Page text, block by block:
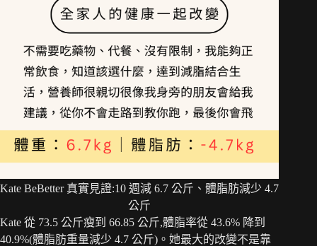
Kate BeBetter 真實見證:10 週減 6.7 公斤、體脂肪減少 4.7
公斤
Kate 從 73.5 公斤瘦到 66.85 公斤,體脂率從 43.6% 降到
40.9%(體脂肪重量減少 4.7 公斤)。她最大的改變不是靠